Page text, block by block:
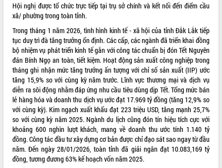
VIDEO
Loading the player...
Trailer Lễ hội Sầu riêng Đắk Lắk năm
2026
Hội nghị được tổ chức trực tiếp tại trụ sở chính và kết nối đến điểm cầu
xã/ phường trong toàn tỉnh.
Trong tháng 1 năm 2026, tình hình kinh tế - xã hội của tỉnh Đắk Lắk tiếp
tục duy trì đà tăng trưởng ổn định. Các cấp, các ngành đã triển khai đồng
bộ nhiệm vụ phát triển kinh tế gắn với công tác chuẩn bị đón Tết Nguyên
đán Bính Ngọ an toàn, tiết kiệm. Hoạt động sản xuất công nghiệp trong
tháng ghi nhận mức tăng trưởng ấn tượng với chỉ số sản xuất (IIP) ước
tăng 15,9% so với cùng kỳ năm trước. Lĩnh vực thương mại và dịch vụ
diễn ra sôi động nhằm đáp ứng nhu cầu tiêu dùng dịp Tết. Tổng mức bán
lẻ hàng hóa và doanh thu dịch vụ ước đạt 17.969 tỷ đồng (tăng 12,9% so
với cùng kỳ). Kim ngạch xuất khẩu đạt 223 triệu USD, tăng mạnh 25,7%
so với cùng kỳ năm 2025. Ngành du lịch cũng đón tín hiệu tích cực với
khoảng 600 nghìn lượt khách, mang về doanh thu ước tính 1.140 tỷ
đồng. Công tác đầu tư xây dựng cơ bản được chỉ đạo sát sao ngay từ đầu
năm. Đến ngày 28/01/2026, toàn tỉnh đã giải ngân đạt 10.083,169 tỷ
đồng, tương đương 63% kế hoạch vốn năm 2025.